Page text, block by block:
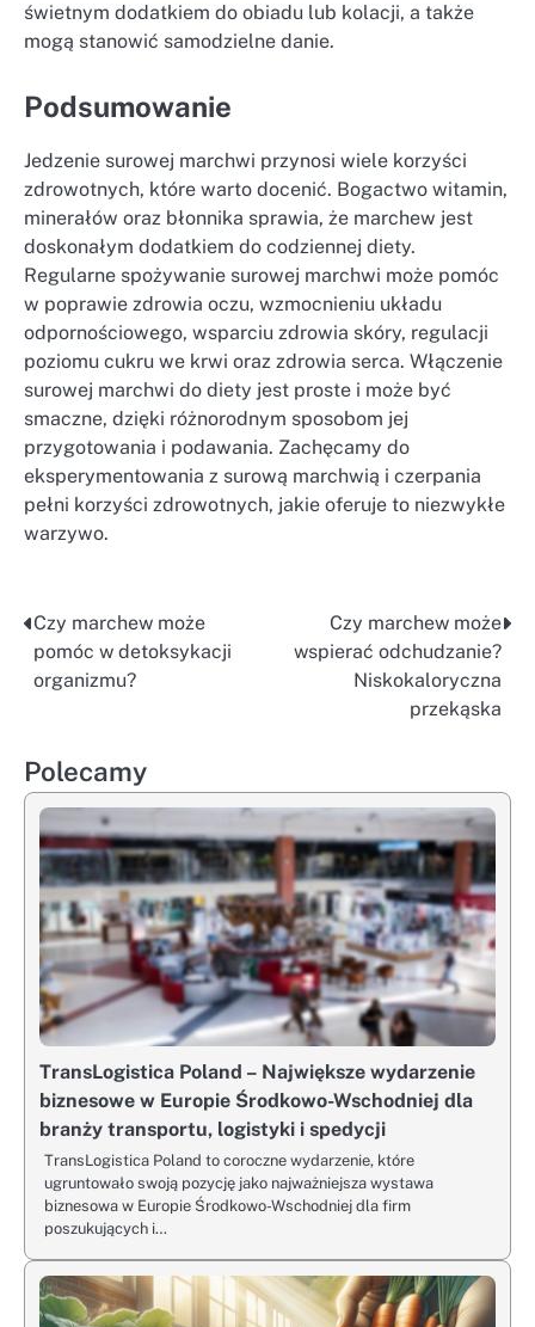
świetnym dodatkiem do obiadu lub kolacji, a także
mogą stanowić samodzielne danie.
Podsumowanie
Jedzenie surowej marchwi przynosi wiele korzyści
zdrowotnych, które warto docenić. Bogactwo witamin,
minerałów oraz błonnika sprawia, że marchew jest
doskonałym dodatkiem do codziennej diety.
Regularne spożywanie surowej marchwi może pomóc
w poprawie zdrowia oczu, wzmocnieniu układu
odpornościowego, wsparciu zdrowia skóry, regulacji
poziomu cukru we krwi oraz zdrowia serca. Włączenie
surowej marchwi do diety jest proste i może być
smaczne, dzięki różnorodnym sposobom jej
przygotowania i podawania. Zachęcamy do
eksperymentowania z surową marchwią i czerpania
pełni korzyści zdrowotnych, jakie oferuje to niezwykłe
warzywo.
Nawigacja
wpisu
Czy marchew może
pomóc w detoksykacji
organizmu?
Czy marchew może
wspierać odchudzanie?
Niskokaloryczna
przekąska
Polecamy
TransLogistica Poland – Największe wydarzenie
biznesowe w Europie Środkowo-Wschodniej dla
branży transportu, logistyki i spedycji
TransLogistica Poland to coroczne wydarzenie, które
ugruntowało swoją pozycję jako najważniejsza wystawa
biznesowa w Europie Środkowo-Wschodniej dla firm
poszukujących i…